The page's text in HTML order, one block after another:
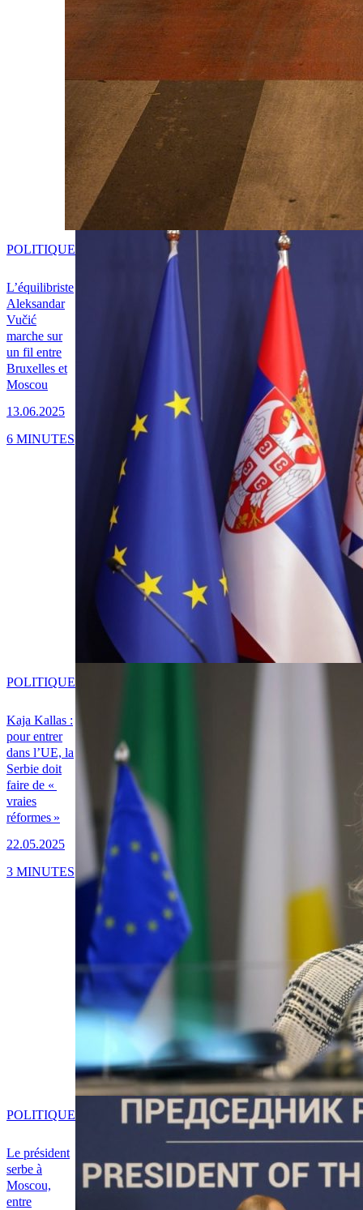
L’équilibriste
Aleksandar
Vučić
marche sur
un fil entre
Bruxelles et
Moscou
13.06.2025
POLITIQUE
6 MINUTES
Kaja Kallas :
pour entrer
dans l’UE, la
Serbie doit
faire de «
vraies
réformes »
22.05.2025
POLITIQUE
3 MINUTES
Le président
serbe à
Moscou,
entre
POLITIQUE